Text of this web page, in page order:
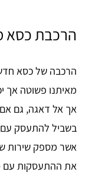
הרכבת כסא
הרכבה של כסא
מאיתנו פשוטה אך
אך אל דאגה, גם
בשביל להתעסק עם
אשר מספק שירות
את ההתעסקות עם